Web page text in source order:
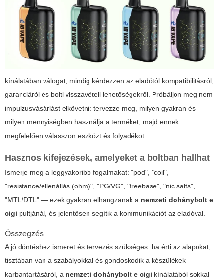
kínálatában válogat, mindig kérdezzen az eladótól kompatibilitásról,
garanciáról és bolti visszavételi lehetőségekről. Próbáljon meg nem
impulzusvásárlást elkövetni: tervezze meg, milyen gyakran és
milyen mennyiségben használja a terméket, majd ennek
megfelelően válasszon eszközt és folyadékot.
Hasznos kifejezések, amelyeket a boltban hallhat
Ismerje meg a leggyakoribb fogalmakat: "pod", "coil",
"resistance/ellenállás (ohm)", "PG/VG", "freebase", "nic salts",
"MTL/DTL" — ezek gyakran elhangzanak a nemzeti dohánybolt e
cigi pultjánál, és jelentősen segítik a kommunikációt az eladóval.
Összegzés
A jó döntéshez ismeret és tervezés szükséges: ha érti az alapokat,
tisztában van a szabályokkal és gondoskodik a készülékek
karbantartásáról, a nemzeti dohánybolt e cigi kínálatából sokkal